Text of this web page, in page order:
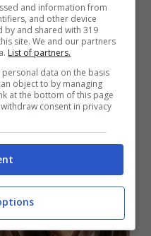
travolti da
.
and information from
and other device
by and shared with 319
site. We and our partners
List of partners.
data on the basis
object to by managing
at the bottom of this page
consent in privacy